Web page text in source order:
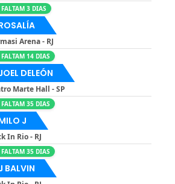
FALTAM 3 DIAS
Arena - RJ
FALTAM 14 DIAS
DELEÓN
Marte Hall - SP
FALTAM 35 DIAS
J
In Rio - RJ
FALTAM 35 DIAS
BALVIN